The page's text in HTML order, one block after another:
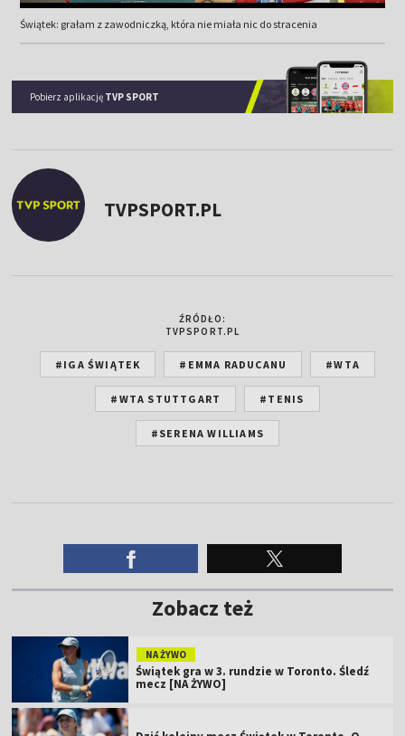
Świątek: grałam z zawodniczką, która nie miała nic do stracenia
Pobierz aplikację TVP SPORT
TVPSPORT.PL
ŹRÓDŁO:
TVPSPORT.PL
#IGA ŚWIĄTEK #EMMA RADUCANU #WTA
#WTA STUTTGART #TENIS
#SERENA WILLIAMS
Zobacz też
NA ŻYWO
Świątek gra w 3. rundzie w Toronto. Śledź
mecz [NA ŻYWO]